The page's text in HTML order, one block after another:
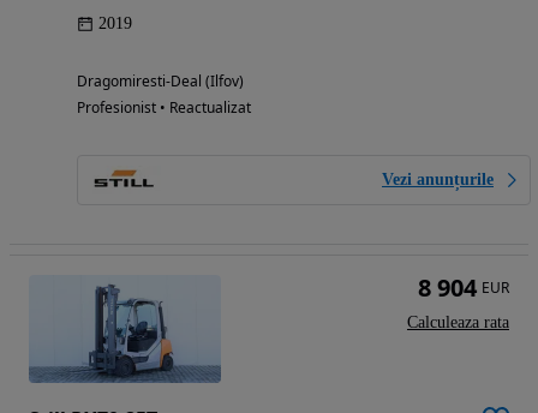
2019
Dragomiresti-Deal (Ilfov)
Profesionist • Reactualizat
Vezi anunțurile
8 904 EUR
Calculeaza rata